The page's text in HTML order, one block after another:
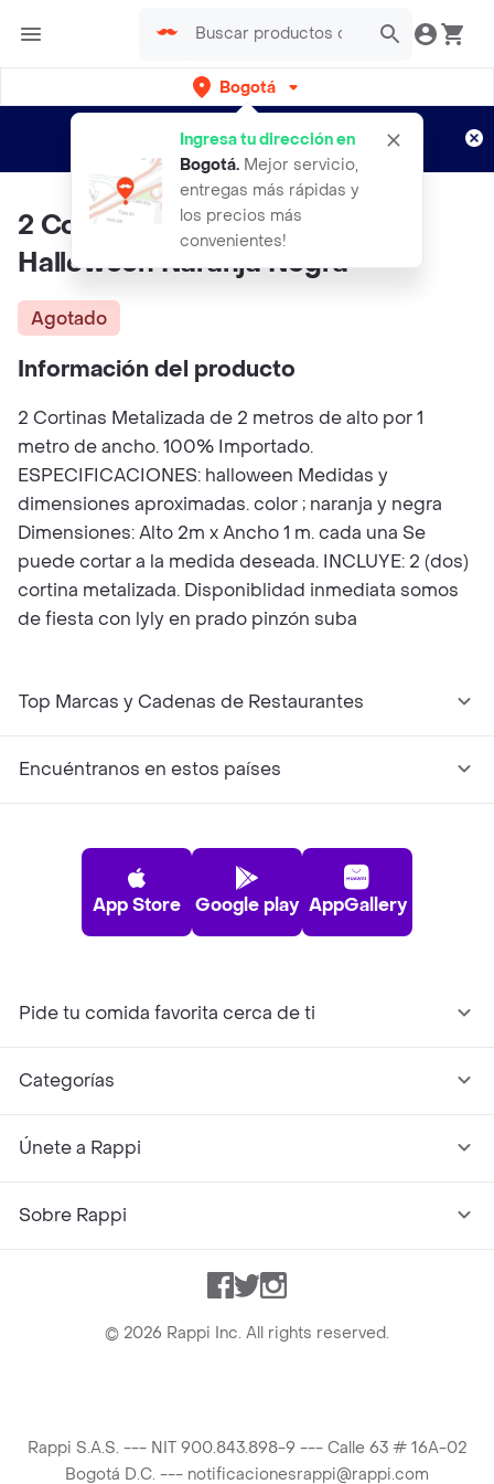
Bogotá
Ingresa tu dirección en
Bogotá. Mejor servicio,
entregas más rápidas y
los precios más
convenientes!
envíos gratis por semanas
Aplican TyC
2 Cortinas Metalizadas Para
Halloween Naranja Negra
Agotado
Información del producto
2 Cortinas Metalizada de 2 metros de alto por 1
metro de ancho. 100% Importado.
ESPECIFICACIONES: halloween Medidas y
dimensiones aproximadas. color ; naranja y negra
Dimensiones: Alto 2m x Ancho 1 m. cada una Se
puede cortar a la medida deseada. INCLUYE: 2 (dos)
cortina metalizada. Disponiblidad inmediata somos
de fiesta con lyly en prado pinzón suba
Top Marcas y Cadenas de Restaurantes
Encuéntranos en estos países
App Store Google play AppGallery
Pide tu comida favorita cerca de ti
Categorías
Únete a Rappi
Sobre Rappi
Facebook
TwitterInstagram
© 2026 Rappi Inc. All rights reserved.
Rappi S.A.S. --- NIT 900.843.898-9 --- Calle 63 # 16A-02
Bogotá D.C. --- notificacionesrappi@rappi.com